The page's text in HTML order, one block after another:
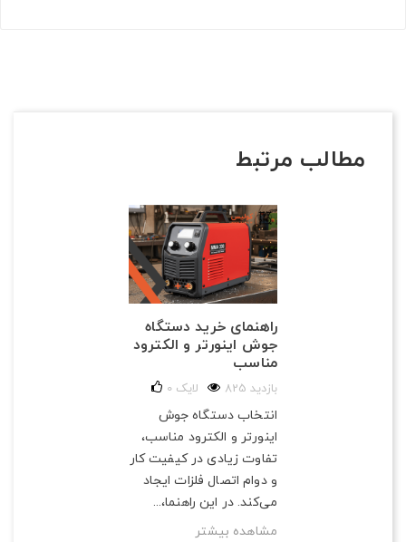
مطالب مرتبط
راهنمای خرید دستگاه
جوش اینورتر و الکترود
مناسب
825 بازدید 0 لایک
انتخاب دستگاه جوش
اینورتر و الکترود مناسب،
تفاوت زیادی در کیفیت کار
و دوام اتصال فلزات ایجاد
می‌کند. در این راهنما،...
مشاهده بیشتر